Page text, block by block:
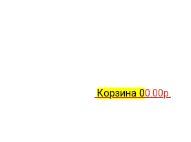
Корзина 00.00р.